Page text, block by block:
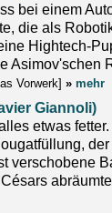
bei einem
die als
Hightech-
Asimov'schen
Vorwerk] » mehr
Giannoli)
etwas
verschobene